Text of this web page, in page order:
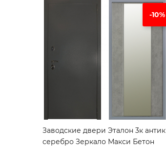
-10%
Заводские двери Эталон 3к антик
серебро Зеркало Макси Бетон